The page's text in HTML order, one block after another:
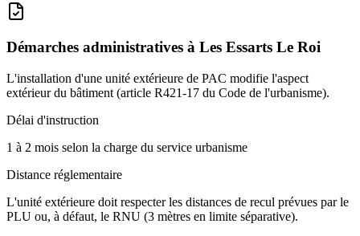
Démarches administratives à Les Essarts Le Roi
L'installation d'une unité extérieure de PAC modifie l'aspect
extérieur du bâtiment (article R421-17 du Code de l'urbanisme).
Délai d'instruction
1 à 2 mois selon la charge du service urbanisme
Distance réglementaire
L'unité extérieure doit respecter les distances de recul prévues par le
PLU ou, à défaut, le RNU (3 mètres en limite séparative).